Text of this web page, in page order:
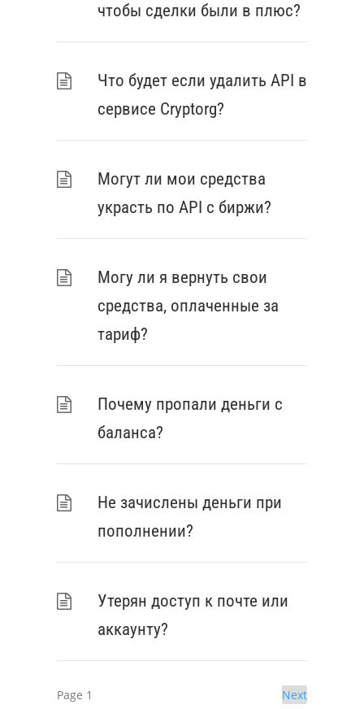
чтобы сделки были в плюс?
Что будет если удалить API в
сервисе Cryptorg?
Могут ли мои средства
украсть по API с биржи?
Могу ли я вернуть свои
средства, оплаченные за
тариф?
Почему пропали деньги с
баланса?
Не зачислены деньги при
пополнении?
Утерян доступ к почте или
аккаунту?
Навигация
Page 1 Next